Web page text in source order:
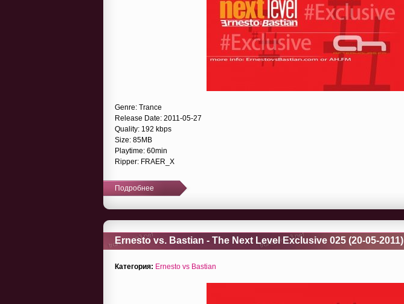
Genre: Trance
Release Date: 2011-05-27
Quality: 192 kbps
Size: 85MB
Playtime: 60min
Ripper: FRAER_X
Подробнее
Ernesto vs. Bastian - The Next Level Exclusive 025 (20-05-2011)
Категория: Ernesto vs Bastian